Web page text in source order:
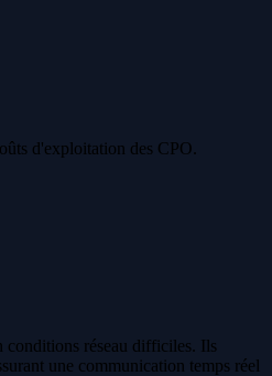
d'exploitation des CPO.
conditions réseau difficiles. Ils
une communication temps réel